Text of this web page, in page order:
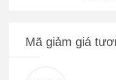
Mã giảm giá